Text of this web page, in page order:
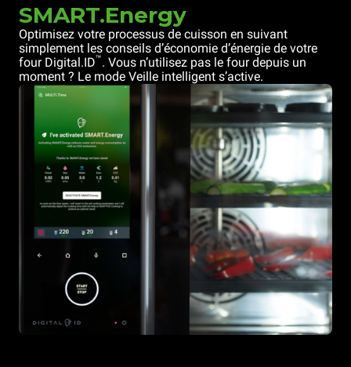
SMART.Energy
Optimisez votre processus de cuisson en suivant
simplement les conseils d’économie d’énergie de votre
four Digital.ID™. Vous n’utilisez pas le four depuis un
moment ? Le mode Veille intelligent s’active.